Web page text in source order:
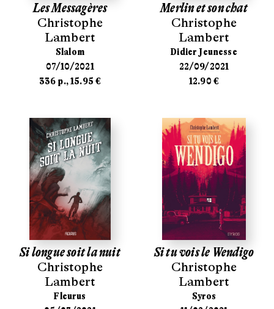
Les Messagères
Christophe
Lambert
Slalom
07/10/2021
336 p., 15.95 €
Merlin et son chat
Christophe
Lambert
Didier Jeunesse
22/09/2021
12.90 €
Si longue soit la nuit
Christophe
Lambert
Fleurus
Si tu vois le Wendigo
Christophe
Lambert
Syros